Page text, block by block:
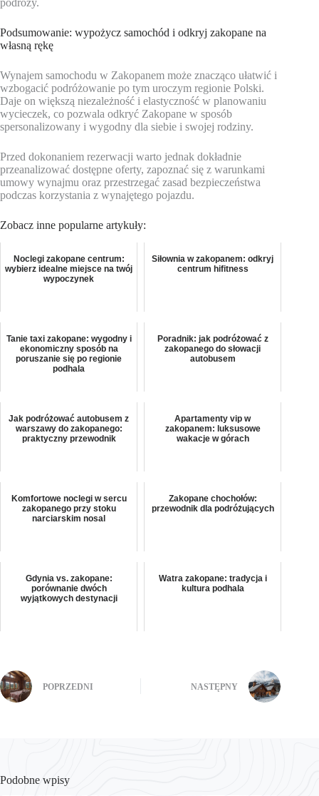
Podsumowanie: wypożycz samochód i odkryj zakopane na
własną rękę
Wynajem samochodu w Zakopanem może znacząco ułatwić i
wzbogacić podróżowanie po tym uroczym regionie Polski.
Daje on większą niezależność i elastyczność w planowaniu
wycieczek, co pozwala odkryć Zakopane w sposób
spersonalizowany i wygodny dla siebie i swojej rodziny.
Przed dokonaniem rezerwacji warto jednak dokładnie
przeanalizować dostępne oferty, zapoznać się z warunkami
umowy wynajmu oraz przestrzegać zasad bezpieczeństwa
podczas korzystania z wynajętego pojazdu.
Zobacz inne popularne artykuły:
Noclegi zakopane centrum:
wybierz idealne miejsce na twój
wypoczynek
Siłownia w zakopanem: odkryj
centrum hifitness
Tanie taxi zakopane: wygodny i
ekonomiczny sposób na
poruszanie się po regionie
podhala
Poradnik: jak podróżować z
zakopanego do słowacji
autobusem
Jak podróżować autobusem z
warszawy do zakopanego:
praktyczny przewodnik
Apartamenty vip w
zakopanem: luksusowe
wakacje w górach
Komfortowe noclegi w sercu
zakopanego przy stoku
narciarskim nosal
Zakopane chochołów:
przewodnik dla podróżujących
Gdynia vs. zakopane:
porównanie dwóch
wyjątkowych destynacji
Watra zakopane: tradycja i
kultura podhala
POPRZEDNI NASTĘPNY
Podobne wpisy